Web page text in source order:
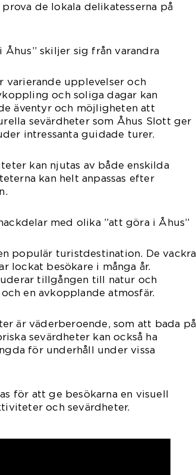
de lokala delikatesserna på
skiljer sig från varandra
varierande upplevelser och
och soliga dagar kan
äventyr och möjligheten att
sevärdheter som Åhus Slott ger
intressanta guidade turer.
kan njutas av både enskilda
kan helt anpassas efter
med olika ”att göra i Åhus”
populär turistdestination. De vackra
lockat besökare i många år.
tillgången till natur och
en avkopplande atmosfär.
är väderberoende, som att bada på
sevärdheter kan också ha
för underhåll under vissa
för att ge besökarna en visuell
och sevärdheter.